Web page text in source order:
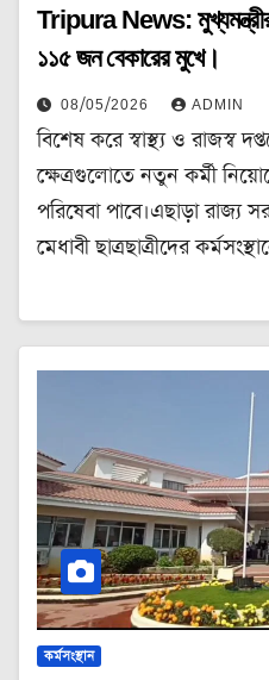
Tripura News: মুখ্যমন্ত্রীর
১১৫ জন বেকারের মুখে।
08/05/2026 ADMIN
বিশেষ করে স্বাস্থ্য ও রাজস্ব
ক্ষেত্রগুলোতে নতুন কর্মী
পরিষেবা পাবে।এছাড়া রাজ্য
মেধাবী ছাত্রছাত্রীদের
কর্মসংস্থান